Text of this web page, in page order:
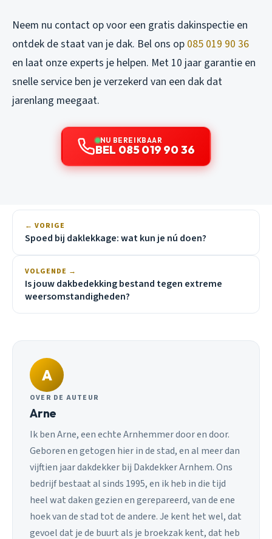
Neem nu contact op voor een gratis dakinspectie en
ontdek de staat van je dak. Bel ons op 085 019 90 36
en laat onze experts je helpen. Met 10 jaar garantie en
snelle service ben je verzekerd van een dak dat
jarenlang meegaat.
NU BEREIKBAAR
BEL 085 019 90 36
← VORIGE
Spoed bij daklekkage: wat kun je nú doen?
VOLGENDE →
Is jouw dakbedekking bestand tegen extreme
weersomstandigheden?
A
OVER DE AUTEUR
Arne
Ik ben Arne, een echte Arnhemmer door en door.
Geboren en getogen hier in de stad, en al meer dan
vijftien jaar dakdekker bij Dakdekker Arnhem. Ons
bedrijf bestaat al sinds 1995, en ik heb in die tijd
heel wat daken gezien en gerepareerd, van de ene
hoek van de stad tot de andere. Je kent het wel, dat
gevoel dat je de buurt als je broekzak kent, dat heb